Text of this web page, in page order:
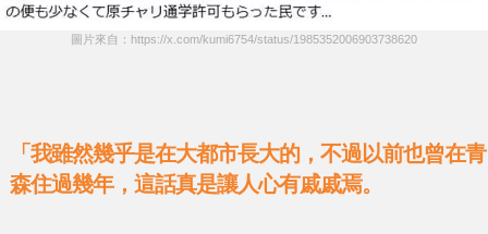
圖片來自：https://x.com/kumi6754/status/1985352006903738620
「我雖然幾乎是在大都市長大的，不過以前也曾在青
森住過幾年，這話真是讓人心有戚戚焉。